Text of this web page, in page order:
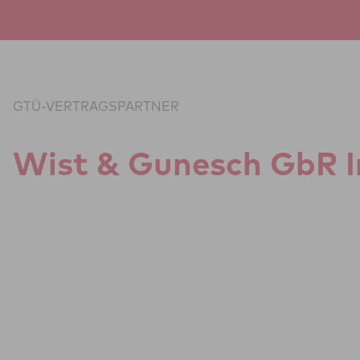
GTÜ-VERTRAGSPARTNER
Wist & Gunesch GbR